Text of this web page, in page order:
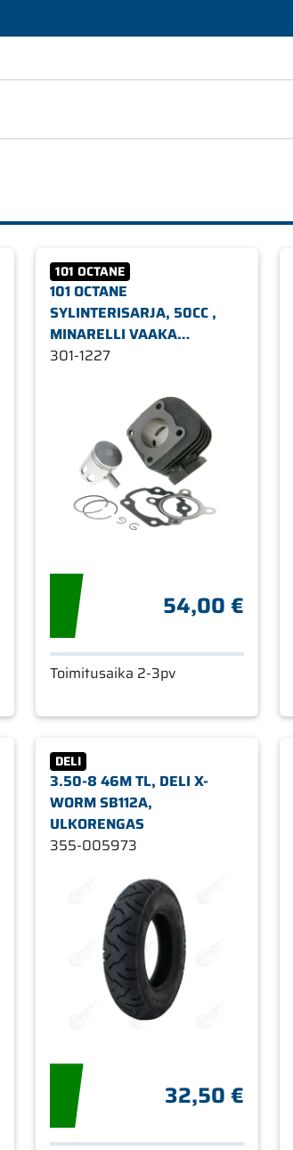
101 OCTANE
101 OCTANE
SYLINTERISARJA, 50CC ,
MINARELLI VAAKA
ILMAJÄÄHDYTYS
301-1227
54,00 €
Toimitusaika 2-3pv
DELI
3.50-8 46M TL, DELI X-
WORM SB112A,
ULKORENGAS
355-005973
32,50 €